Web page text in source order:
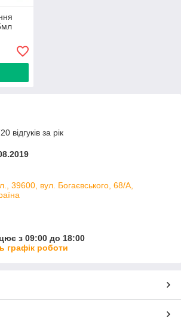
відгуків за рік
39600, вул. Богаєвського, 68/А,
з 09:00 до 18:00
графік роботи